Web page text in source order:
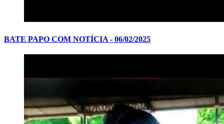
BATE PAPO COM NOTÍCIA - 06/02/2025